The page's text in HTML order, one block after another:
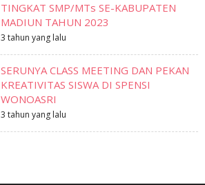
TINGKAT SMP/MTs SE-KABUPATEN
MADIUN TAHUN 2023
3 tahun yang lalu
SERUNYA CLASS MEETING DAN PEKAN
KREATIVITAS SISWA DI SPENSI
WONOASRI
3 tahun yang lalu